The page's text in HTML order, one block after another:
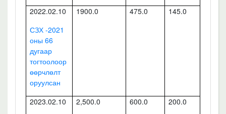
2022.02.10
СЗХ -2021
оны 66
дугаар
тогтоолоор
өөрчлөлт
оруулсан
1900.0 475.0 145.0
2023.02.10
2,500.0 600.0 200.0